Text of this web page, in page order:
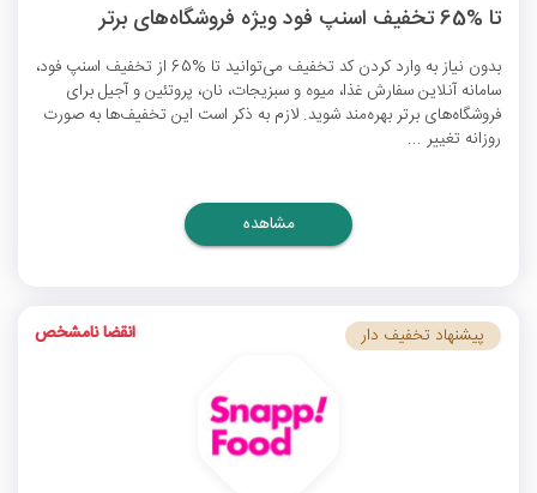
تا %65 تخفیف اسنپ فود ویژه فروشگاه‌های برتر
بدون نیاز به وارد کردنکد تخفیف می‌توانید تا %65 از تخفیف اسنپ فود،
سامانه آنلاین سفارش غذا، میوه و سبزیجات، نان، پروتئین و آجیل برای
فروشگاه‌های برتر بهره‌مند شوید. لازم به ذکر است این تخفیف‌ها به صورت
روزانه تغییر ...
مشاهده
پیشنهاد تخفیف دار انقضا نامشخص